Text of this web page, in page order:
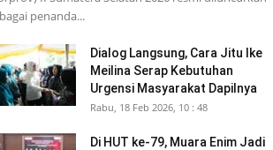
penanda...
Dialog Langsung, Cara Jitu Ike
Meilina Serap Kebutuhan
Urgensi Masyarakat Dapilnya
Rabu, 18 Feb 2026, 10 : 48
Di HUT ke-79, Muara Enim Jadi